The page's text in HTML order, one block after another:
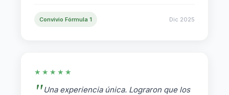
Convivio Fórmula 1 Dic 2025
★★★★★
Una experiencia única. Lograron que los